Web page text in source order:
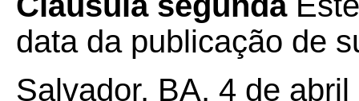
data da publicação de
Salvador, BA, 4 de